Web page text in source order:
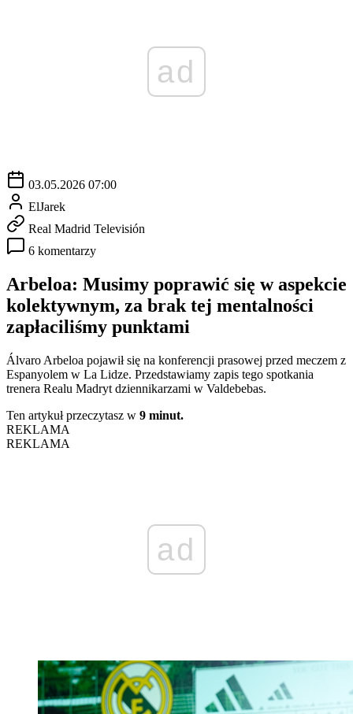
ad
03.05.2026 07:00
ElJarek
Real Madrid Televisión
6 komentarzy
Arbeloa: Musimy poprawić się w aspekcie
kolektywnym, za brak tej mentalności
zapłaciliśmy punktami
Álvaro Arbeloa pojawił się na konferencji prasowej przed meczem z
Espanyolem w La Lidze. Przedstawiamy zapis tego spotkania
trenera Realu Madryt dziennikarzami w Valdebebas.
Ten artykuł przeczytasz w 9 minut.
REKLAMA
REKLAMA
ad